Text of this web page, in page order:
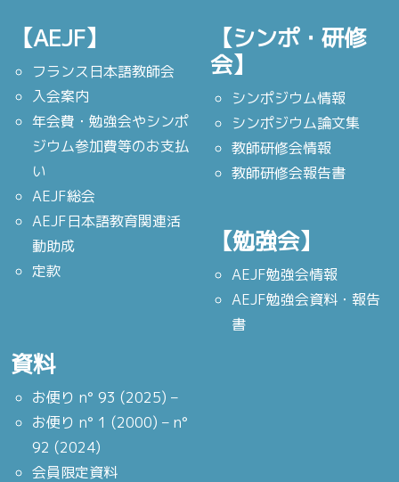
【AEJF】
フランス日本語教師会
入会案内
年会費・勉強会やシンポ
ジウム参加費等のお支払
い
AEJF総会
AEJF日本語教育関連活
動助成
定款
【シンポ・研修
会】
シンポジウム情報
シンポジウム論文集
教師研修会情報
教師研修会報告書
【勉強会】
AEJF勉強会情報
AEJF勉強会資料・報告
書
資料
お便り n° 93 (2025) –
お便り n° 1 (2000) – n°
92 (2024)
会員限定資料